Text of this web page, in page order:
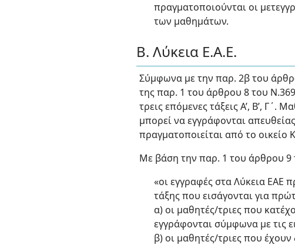
πραγματοποιούνται οι
των μαθημάτων.
Β. Λύκεια Ε.Α.Ε.
Σύμφωνα με την παρ. 2β του
της παρ. 1 του άρθρου 8 του
τρεις επόμενες τάξεις Α’, Β’, Γ΄.
μπορεί να εγγράφονται
πραγματοποιείται από το οικείο
Με βάση την παρ. 1 του άρθρου 9
«οι εγγραφές στα Λύκεια ΕΑΕ
τάξης που εισάγονται για
α) οι μαθητές/τριες που
εγγράφονται σύμφωνα με τις
β) οι μαθητές/τριες που